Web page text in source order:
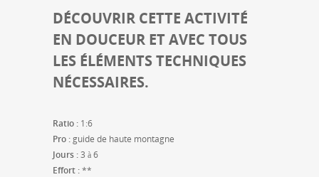
DÉCOUVRIR CETTE ACTIVITÉ
EN DOUCEUR ET AVEC TOUS
LES ÉLÉMENTS TECHNIQUES
NÉCESSAIRES.
Ratio : 1:6
Pro :guide de haute montagne
Jours :3 à 6
Effort :**